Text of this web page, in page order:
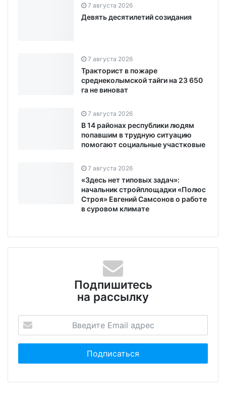
7 августа 2026
Девять десятилетий созидания
7 августа 2026
Тракторист в пожаре
среднеколымской тайги на 23 650
га не виноват
7 августа 2026
В 14 районах республики людям
попавшим в трудную ситуацию
помогают социальные участковые
7 августа 2026
«Здесь нет типовых задач»:
начальник стройплощадки «Полюс
Строя» Евгений Самсонов о работе
в суровом климате
Подпишитесь
на рассылку